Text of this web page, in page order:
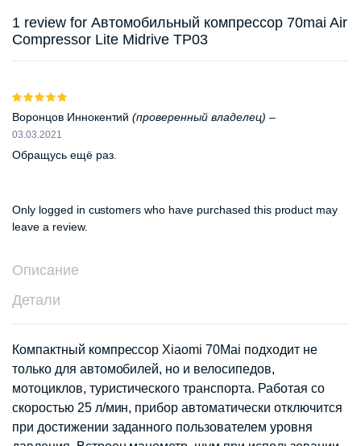
1 review for Автомобильный компрессор 70mai Air
Compressor Lite Midrive TP03
5из 5
Воронцов Иннокентий(проверенный владелец) –
03.03.2021
Обращусь ещё раз.
Only logged in customers who have purchased this product may
leave a review.
Описание
Детали
Компактный компрессор Xiaomi 70Mai подходит не
только для автомобилей, но и велосипедов,
мотоциклов, туристического транспорта. Работая со
скоростью 25 л/мин, прибор автоматически отключится
при достижении заданного пользователем уровня